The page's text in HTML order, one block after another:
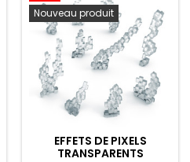
Nouveau produit
EFFETS DE PIXELS
TRANSPARENTS